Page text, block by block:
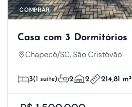
COMPRAR
Casa com 3 Dormitórios
Chapecó/SC, São Cristóvão
3(1 suíte) 2 2 214,81 m²